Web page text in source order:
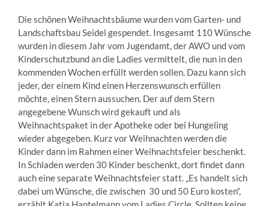
Die schönen Weihnachtsbäume wurden vom Garten- und
Landschaftsbau Seidel gespendet. Insgesamt 110 Wünsche
wurden in diesem Jahr vom Jugendamt, der AWO und vom
Kinderschutzbund an die Ladies vermittelt, die nun in den
kommenden Wochen erfüllt werden sollen. Dazu kann sich
jeder, der einem Kind einen Herzenswunsch erfüllen
möchte, einen Stern aussuchen. Der auf dem Stern
angegebene Wunsch wird gekauft und als
Weihnachtspaket in der Apotheke oder bei Hungeling
wieder abgegeben. Kurz vor Weihnachten werden die
Kinder dann im Rahmen einer Weihnachtsfeier beschenkt.
In Schladen werden 30 Kinder beschenkt, dort findet dann
auch eine separate Weihnachtsfeier statt. „Es handelt sich
dabei um Wünsche, die zwischen 30 und 50 Euro kosten“,